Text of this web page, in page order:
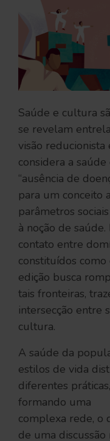
Saúde e cultura
se revelam
visão
considera a
“ausência de
para um conceito
parâmetros
à noção de
contato entre
constituídos
edição busca
tais fronteiras,
intersecção entre
cultura.
A saúde da
estilos de vida
diferentes
formando uma
complexa rede, o
de uma discussão